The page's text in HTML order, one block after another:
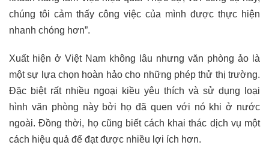
chúng tôi cảm thấy công việc của mình được thực hiện
nhanh chóng hơn”.
Xuất hiện ở Việt Nam không lâu nhưng văn phòng ảo là
một sự lựa chọn hoàn hảo cho những phép thử thị trường.
Đặc biệt rất nhiều ngoại kiều yêu thích và sử dụng loại
hình văn phòng này bởi họ đã quen với nó khi ở nước
ngoài. Đồng thời, họ cũng biết cách khai thác dịch vụ một
cách hiệu quả để đạt được nhiều lợi ích hơn.